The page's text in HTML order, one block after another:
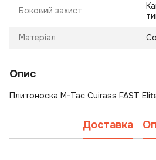
Боковий захист
Матеріал
Опис
Плитоноска M-Tac Cuirass FAST
Доставка